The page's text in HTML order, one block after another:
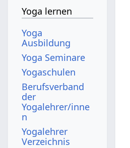
Yoga lernen
Yoga
Ausbildung
Yoga Seminare
Yogaschulen
Berufsverband
der
Yogalehrer/inne
n
Yogalehrer
Verzeichnis